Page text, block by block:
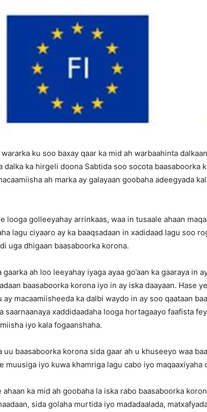
wararka ku soo baxay qaar ka mid ah warbaahinta
dalka ka hirgeli doona Sabtida soo socota baasaboorka
ah marka ay galayaan goobaha adeegyada
looga golleeyahay arrinkaas, waa in tusaale ahaan
lagu ciyaaro ay ka baaqsadaan in xadidaad lagu soo
uga dhigaan baasaboorka korona.
ah loo leeyahay iyaga ayaa go’aan ka gaaraya in
baasaboorka korona iyo in ay iska daayaan. Hase
ay macaamiisheeda ka dalbi waydo in ay soo qaataan
saarnaanaya xaddidaadaha looga hortagaayo faafista
iyo kala fogaanshaha.
uu baasaboorka korona sida gaar ah u khuseeyo waa
muusiga iyo kuwa khamriga lagu cabo iyo maqaaxiyaha
ahaan ka mid ah goobaha la iska rabo baasaboorka
sida golaha murtida iyo madadaalada,